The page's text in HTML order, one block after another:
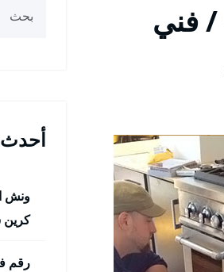
تصليح طباخات الفردوس / 67616123 / فني
أحدث
كرين